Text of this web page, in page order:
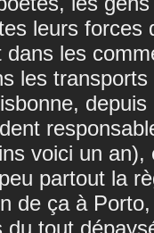
leurs forces
dans les
les transports
voici un
partout la
de ça à
du tout